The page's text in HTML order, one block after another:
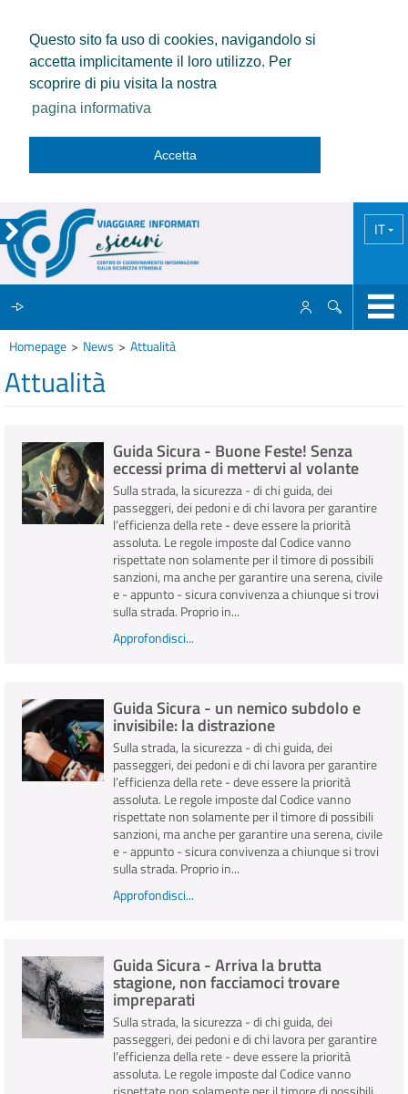
Questo sito fa uso di cookies, navigandolo si
accetta implicitamente il loro utilizzo. Per
scoprire di piu visita la nostra
pagina informativa
Accetta
IT
IL CCISS
INFO E MEDIA
IN VIAGGIO
Homepage News Attualità
Attualità
Guida Sicura - Buone Feste! Senza
eccessi prima di mettervi al volante
Sulla strada, la sicurezza - di chi guida, dei
passeggeri, dei pedoni e di chi lavora per garantire
l’efficienza della rete - deve essere la priorità
assoluta. Le regole imposte dal Codice vanno
rispettate non solamente per il timore di possibili
sanzioni, ma anche per garantire una serena, civile
e - appunto - sicura convivenza a chiunque si trovi
sulla strada. Proprio in...
Approfondisci...
Guida Sicura - un nemico subdolo e
invisibile: la distrazione
Sulla strada, la sicurezza - di chi guida, dei
passeggeri, dei pedoni e di chi lavora per garantire
l’efficienza della rete - deve essere la priorità
assoluta. Le regole imposte dal Codice vanno
rispettate non solamente per il timore di possibili
sanzioni, ma anche per garantire una serena, civile
e - appunto - sicura convivenza a chiunque si trovi
sulla strada. Proprio in...
Approfondisci...
Guida Sicura - Arriva la brutta
stagione, non facciamoci trovare
impreparati
Sulla strada, la sicurezza - di chi guida, dei
passeggeri, dei pedoni e di chi lavora per garantire
l’efficienza della rete - deve essere la priorità
assoluta. Le regole imposte dal Codice vanno